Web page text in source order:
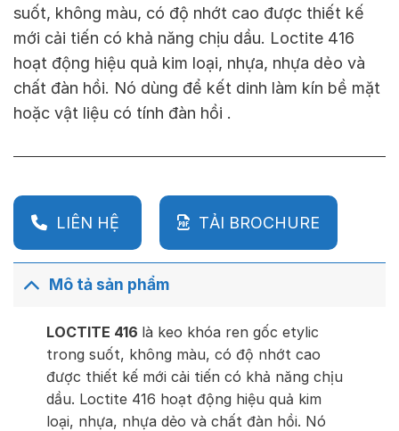
suốt, không màu, có độ nhớt cao được thiết kế
mới cải tiến có khả năng chịu dầu. Loctite 416
hoạt động hiệu quả kim loại, nhựa, nhựa dẻo và
chất đàn hồi. Nó dùng để kết dinh làm kín bề mặt
hoặc vật liệu có tính đàn hồi .
LIÊN HỆ TẢI BROCHURE
Mô tả sản phẩm
LOCTITE 416 là keo khóa ren gốc etylic
trong suốt, không màu, có độ nhớt cao
được thiết kế mới cải tiến có khả năng chịu
dầu. Loctite 416 hoạt động hiệu quả kim
loại, nhựa, nhựa dẻo và chất đàn hồi. Nó